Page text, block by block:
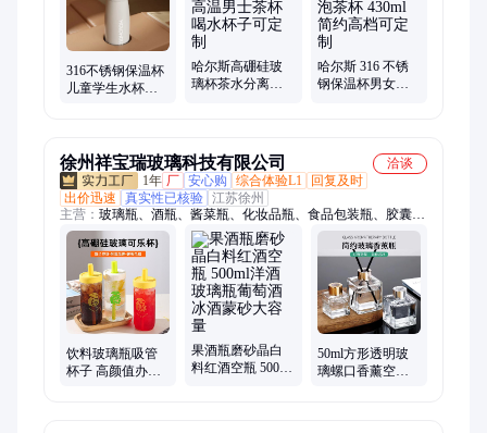
衫定制、定制礼盒、笔记本定制、办公礼品定制、周年庆礼品定
制、T恤文化衫定制、钛杯定制、纪念章定制
316不锈钢保温杯
儿童学生水杯子
哈尔斯高硼硅玻
璃杯茶水分离速
哈尔斯 316 不锈
钢保温杯男女商
徐州祥宝瑞玻璃科技有限公司
洽谈
1年 厂 安心购 综合体验L1
回复及时
出价迅速
真实性已核验 江苏徐州
主营： 玻璃瓶、酒瓶、酱菜瓶、化妆品瓶、食品包装瓶、胶囊
瓶、香薰瓶、饮料瓶、橄榄油瓶、燕窝瓶、储物罐、蜡烛杯、膏
霜瓶、洗手液瓶、喷雾瓶、咖啡瓶、奶瓶、水杯、精油瓶
饮料玻璃瓶吸管
杯子 高颜值办公
果酒瓶磨砂晶白
料红酒空瓶 500ml
50ml方形透明玻
璃螺口香薰空瓶